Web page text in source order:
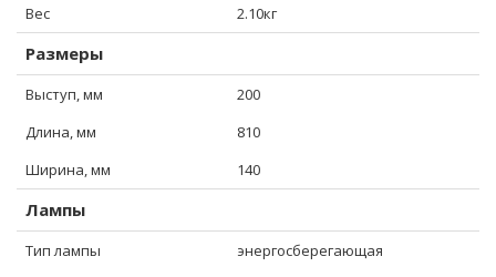
Вес
2.10кг
Размеры
Выступ, мм
200
Длина, мм
810
Ширина, мм
140
Лампы
Тип лампы
энергосберегающая